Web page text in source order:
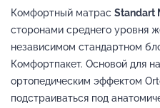
Комфортный матрас Standart
сторонами среднего уровня
независимом стандартном
Комфортпакет. Основой для
ортопедическим эффектом
подстраиваться под